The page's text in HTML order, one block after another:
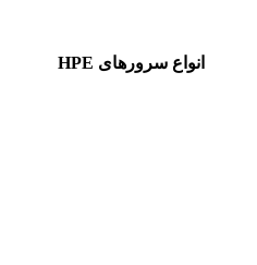
انواع سرورهای HPE